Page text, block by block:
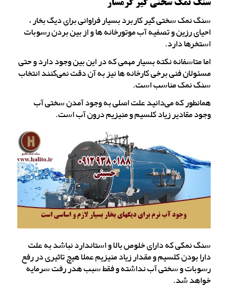
سنگ نمک سختی گیر گرمسار
سنگ نمک سختی گیر کاربرد بسیار فراوانی برای دیگ بخار ،
احیای رزین و تصفیه آب موتورخانه ها و از بین بردن رسوبات
استخرها دارد.
اما متاسفانه نکته بسیار مهمی که در این بین وجود دارد و حتی
مسئولان فنی برخی کارخانه ها نیز به آن دقت نمی‌کنند انتخاب
سنگ نمک مناسب است.
همانطور که می‌دانید علت اصلی به وجود آمدن سختی آب
وجود مقادیر زیاد کلسیم و منیزیم درون آب است.
سنگ نمکی که دارای خلوص بالا و استاندارد نباشد به علت
دارا بودن کلسیم و مقدار زیاد منیزیم عملا هیچ تاثیری در رفع
رسوبات و سختی آب نداشته و فقط سبب هدر رفت سرمایه
خواهد شد.